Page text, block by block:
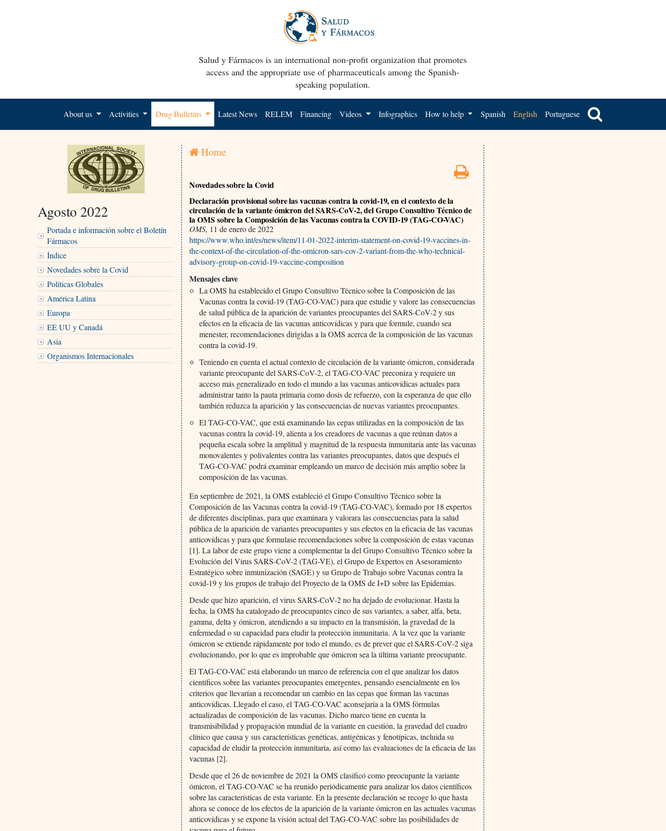
Salud y Fármacos is an international non-profit organization that promotes
access and the appropriate use of pharmaceuticals among the Spanish-
speaking population.
About us Activities Drug Bulletins Latest News RELEM Financing Videos Infographics How to help Spanish English Portuguese
Agosto 2022
Portada e información sobre el Boletín
Fármacos
Índice
Novedades sobre la Covid
Políticas Globales
América Latina
Europa
EE UU y Canadá
Asia
Organismos Internacionales
Home
Novedades sobre la Covid
Declaración provisional sobre las vacunas contra la covid-19, en el contexto de la
circulación de la variante ómicron del SARS-CoV-2, del Grupo Consultivo Técnico de
la OMS sobre la Composición de las Vacunas contra la COVID-19 (TAG-CO-VAC)
OMS, 11 de enero de 2022
https://www.who.int/es/news/item/11-01-2022-interim-statement-on-covid-19-vaccines-in-
the-context-of-the-circulation-of-the-omicron-sars-cov-2-variant-from-the-who-technical-
advisory-group-on-covid-19-vaccine-composition
Mensajes clave
La OMS ha establecido el Grupo Consultivo Técnico sobre la Composición de las
Vacunas contra la covid-19 (TAG-CO-VAC) para que estudie y valore las consecuencias
de salud pública de la aparición de variantes preocupantes del SARS-CoV-2 y sus
efectos en la eficacia de las vacunas anticovídicas y para que formule, cuando sea
menester, recomendaciones dirigidas a la OMS acerca de la composición de las vacunas
contra la covid-19.
Teniendo en cuenta el actual contexto de circulación de la variante ómicron, considerada
variante preocupante del SARS-CoV-2, el TAG-CO-VAC preconiza y requiere un
acceso más generalizado en todo el mundo a las vacunas anticovídicas actuales para
administrar tanto la pauta primaria como dosis de refuerzo, con la esperanza de que ello
también reduzca la aparición y las consecuencias de nuevas variantes preocupantes.
El TAG-CO-VAC, que está examinando las cepas utilizadas en la composición de las
vacunas contra la covid-19, alienta a los creadores de vacunas a que reúnan datos a
pequeña escala sobre la amplitud y magnitud de la respuesta inmunitaria ante las vacunas
monovalentes y polivalentes contra las variantes preocupantes, datos que después el
TAG-CO-VAC podrá examinar empleando un marco de decisión más amplio sobre la
composición de las vacunas.
En septiembre de 2021, la OMS estableció el Grupo Consultivo Técnico sobre la
Composición de las Vacunas contra la covid-19 (TAG-CO-VAC), formado por 18 expertos
de diferentes disciplinas, para que examinara y valorara las consecuencias para la salud
pública de la aparición de variantes preocupantes y sus efectos en la eficacia de las vacunas
anticovídicas y para que formulase recomendaciones sobre la composición de estas vacunas
[1]. La labor de este grupo viene a complementar la del Grupo Consultivo Técnico sobre la
Evolución del Virus SARS-CoV-2 (TAG-VE), el Grupo de Expertos en Asesoramiento
Estratégico sobre inmunización (SAGE) y su Grupo de Trabajo sobre Vacunas contra la
covid-19 y los grupos de trabajo del Proyecto de la OMS de I+D sobre las Epidemias.
Desde que hizo aparición, el virus SARS-CoV-2 no ha dejado de evolucionar. Hasta la
fecha, la OMS ha catalogado de preocupantes cinco de sus variantes, a saber, alfa, beta,
gamma, delta y ómicron, atendiendo a su impacto en la transmisión, la gravedad de la
enfermedad o su capacidad para eludir la protección inmunitaria. A la vez que la variante
ómicron se extiende rápidamente por todo el mundo, es de prever que el SARS-CoV-2 siga
evolucionando, por lo que es improbable que ómicron sea la última variante preocupante.
El TAG-CO-VAC está elaborando un marco de referencia con el que analizar los datos
científicos sobre las variantes preocupantes emergentes, pensando esencialmente en los
criterios que llevarían a recomendar un cambio en las cepas que forman las vacunas
anticovídicas. Llegado el caso, el TAG-CO-VAC aconsejaría a la OMS fórmulas
actualizadas de composición de las vacunas. Dicho marco tiene en cuenta la
transmisibilidad y propagación mundial de la variante en cuestión, la gravedad del cuadro
clínico que causa y sus características genéticas, antigénicas y fenotípicas, incluida su
capacidad de eludir la protección inmunitaria, así como las evaluaciones de la eficacia de las
vacunas [2].
Desde que el 26 de noviembre de 2021 la OMS clasificó como preocupante la variante
ómicron, el TAG-CO-VAC se ha reunido periódicamente para analizar los datos científicos
sobre las características de esta variante. En la presente declaración se recoge lo que hasta
ahora se conoce de los efectos de la aparición de la variante ómicron en las actuales vacunas
anticovídicas y se expone la visión actual del TAG-CO-VAC sobre las posibilidades de